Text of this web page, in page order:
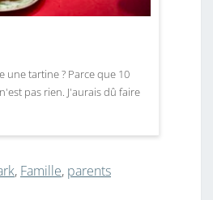
une tartine ? Parce que 10
pas rien. J'aurais dû faire
, Famille, parents